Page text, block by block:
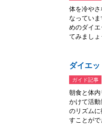
体を冷や
なってい
めのダイ
てみまし
ダイエ
ガイド記事
朝食と体
かけて活
のリズム
すことが